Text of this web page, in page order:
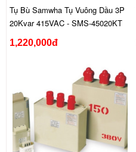
Tụ Bù Samwha Tụ Vuông Dầu 3P
20Kvar 415VAC - SMS-45020KT
1,220,000đ